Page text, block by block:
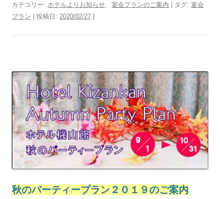
カテゴリー: ホテルよりお知らせ 宴会プランのご案内 | タグ: 宴会
プラン | 投稿日: 2020/02/27
秋のパーティープラン２０１９のご案内